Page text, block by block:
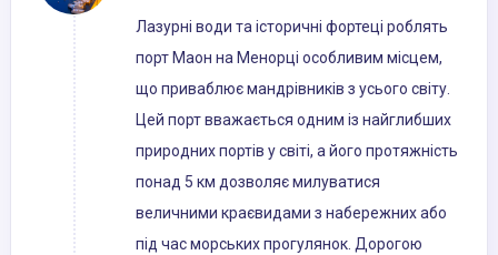
Лазурні води та історичні фортеці роблять
порт Маон на Менорці особливим місцем,
що приваблює мандрівників з усього світу.
Цей порт вважається одним із найглибших
природних портів у світі, а його протяжність
понад 5 км дозволяє милуватися
величними краєвидами з набережних або
під час морських прогулянок. Дорогою